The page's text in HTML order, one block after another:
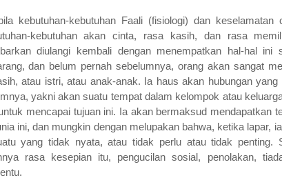
kebutuhan-kebutuhan Faali (fisiologi) dan
kebutuhan akan cinta, rasa kasih, dan rasa
diulangi kembali dengan menempatkan hal-hal
dan belum pernah sebelumnya, orang akan sangat
atau istri, atau anak-anak. Ia haus akan hubungan
yakni akan suatu tempat dalam kelompok atau
mencapai tujuan ini. Ia akan bermaksud mendapatkan
ini, dan mungkin dengan melupakan bahwa, ketika lapar,
yang tidak nyata, atau tidak perlu atau tidak penting.
rasa kesepian itu, pengucilan sosial, penolakan,